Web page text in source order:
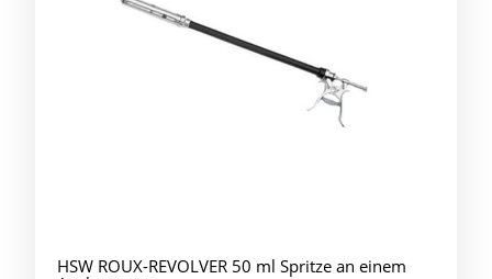
HSW ROUX-REVOLVER 50 ml Spritze an einem